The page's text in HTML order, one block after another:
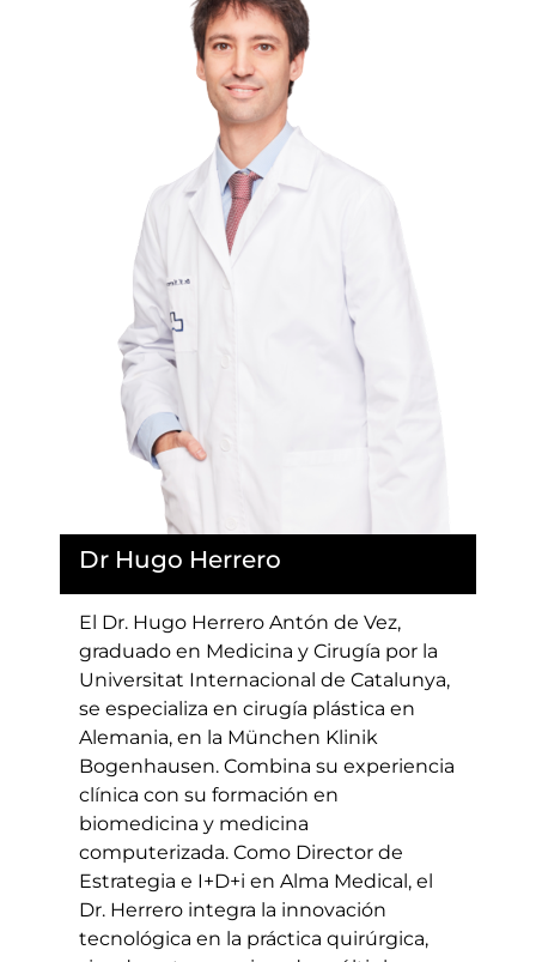
Dr Hugo Herrero
El Dr. Hugo Herrero Antón de Vez,
graduado en Medicina y Cirugía por la
Universitat Internacional de Catalunya,
se especializa en cirugía plástica en
Alemania, en la München Klinik
Bogenhausen. Combina su experiencia
clínica con su formación en
biomedicina y medicina
computerizada. Como Director de
Estrategia e I+D+i en Alma Medical, el
Dr. Herrero integra la innovación
tecnológica en la práctica quirúrgica,